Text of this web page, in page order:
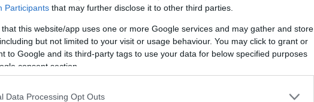
Participants that may further disclose it to other third parties.
that this website/app uses one or more Google services and may gather and store
but not limited to your visit or usage behaviour. You may click to grant or
to Google and its third-party tags to use your data for below specified purposes
consent section.
Data Processing Opt Outs